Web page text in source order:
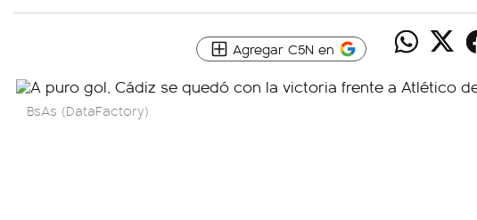
Agregar C5N en
BsAs (DataFactory)